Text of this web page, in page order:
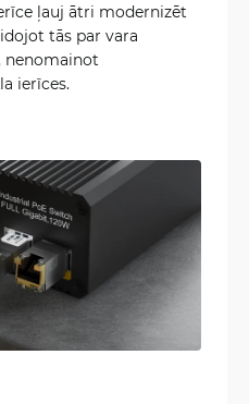
ļauj ātri modernizēt
tās par vara
nenomainot
ierīces.